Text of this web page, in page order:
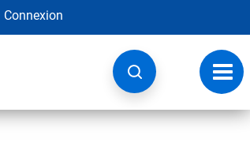
Connexion
à